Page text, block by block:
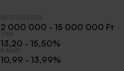
2 000 000 - 15 000 000 Ft
13,20 - 15,50%
10,99 - 13,99%